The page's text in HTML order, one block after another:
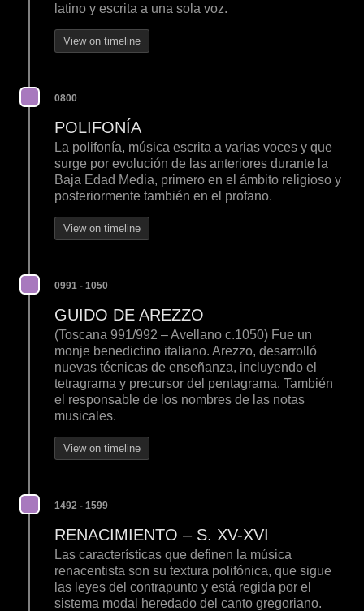
latino y escrita a una sola voz.
View on timeline
0800
POLIFONÍA
La polifonía, música escrita a varias voces y que
surge por evolución de las anteriores durante la
Baja Edad Media, primero en el ámbito religioso y
posteriormente también en el profano.
View on timeline
0991 - 1050
GUIDO DE AREZZO
(Toscana 991/992 – Avellano c.1050) Fue un
monje benedictino italiano. Arezzo, desarrolló
nuevas técnicas de enseñanza, incluyendo el
tetragrama y precursor del pentagrama. También
el responsable de los nombres de las notas
musicales.
View on timeline
1492 - 1599
RENACIMIENTO – S. XV-XVI
Las características que definen la música
renacentista son su textura polifónica, que sigue
las leyes del contrapunto y está regida por el
sistema modal heredado del canto gregoriano.